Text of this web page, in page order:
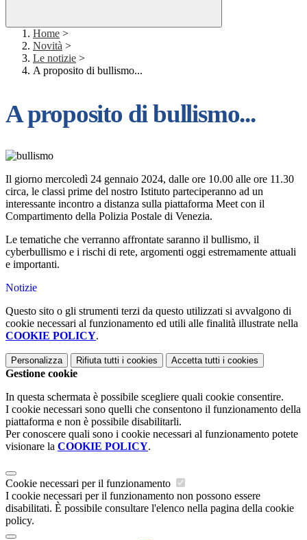
Home >
Novità >
Le notizie >
A proposito di bullismo...
A proposito di bullismo...
Il giorno mercoledì 24 gennaio 2024, dalle ore 10.00 alle ore 11.30
circa, le classi prime del nostro Istituto parteciperanno ad un
interessante incontro a distanza sulla piattaforma Meet con il
Compartimento della Polizia Postale di Venezia.
Le tematiche che verranno affrontate saranno il bullismo, il
cyberbullismo e i rischi di rete, argomenti oggi estremamente attuali
e importanti.
Notizie
Questo sito o gli strumenti terzi da questo utilizzati si avvalgono di
cookie necessari al funzionamento ed utili alle finalità illustrate nella
COOKIE POLICY.
Personalizza Rifiuta tutti i cookies Accetta tutti i cookies
Gestione cookie
In questa schermata è possibile scegliere quali cookie consentire.
I cookie necessari sono quelli che consentono il funzionamento della
piattaforma e non è possibile disabilitarli.
Per conoscere quali sono i cookie necessari al funzionamento potete
visionare la COOKIE POLICY.
Cookie necessari per il funzionamento
I cookie necessari per il funzionamento non possono essere
disabilitati. È possibile consultare l'elenco nella pagina della cookie
policy.